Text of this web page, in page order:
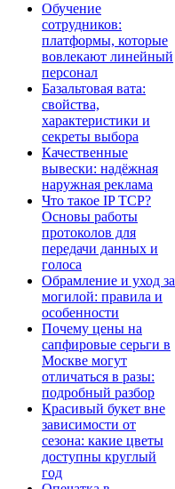
Обучение
сотрудников:
платформы, которые
вовлекают линейный
персонал
Базальтовая вата:
свойства,
характеристики и
секреты выбора
Качественные
вывески: надёжная
наружная реклама
Что такое IP TCP?
Основы работы
протоколов для
передачи данных и
голоса
Обрамление и уход за
могилой: правила и
особенности
Почему цены на
сапфировые серьги в
Москве могут
отличаться в разы:
подробный разбор
Красивый букет вне
зависимости от
сезона: какие цветы
доступны круглый
год